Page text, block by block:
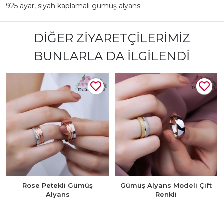
925 ayar, siyah kaplamalı gümüş alyans
DIĞER ZIYARETÇILERIMIZ
BUNLARLA DA İLGILENDI
Rose Petekli Gümüş
Alyans
Gümüş Alyans Modeli Çift
Renkli